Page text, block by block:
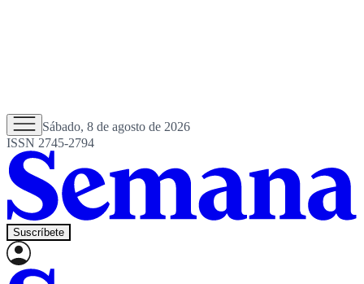
Sábado, 8 de agosto de 2026
ISSN 2745-2794
Suscríbete